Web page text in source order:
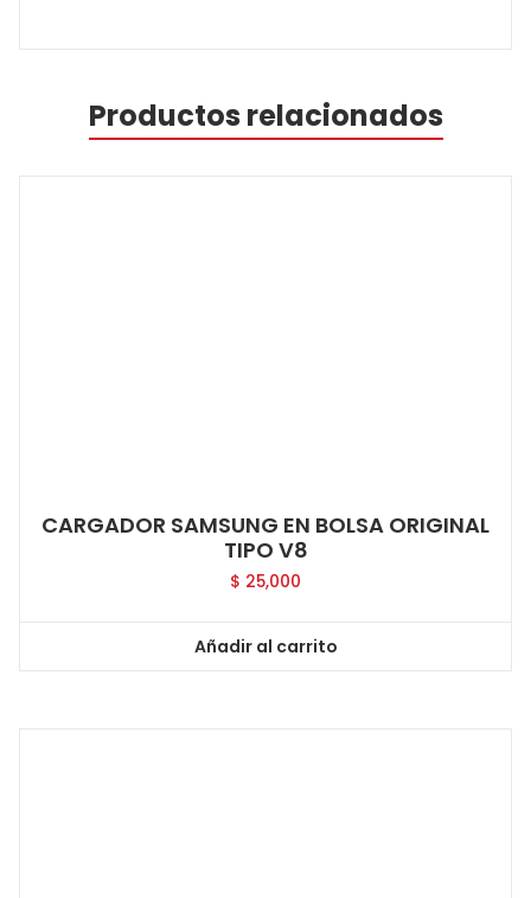
Productos relacionados
CARGADOR SAMSUNG EN BOLSA ORIGINAL
TIPO V8
$ 25,000
Añadir al carrito